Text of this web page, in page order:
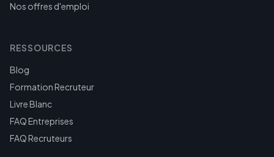
Nos offres d'emploi
RESSOURCES
Blog
Formation Recruteur
Livre Blanc
FAQ Entreprises
FAQ Recruteurs